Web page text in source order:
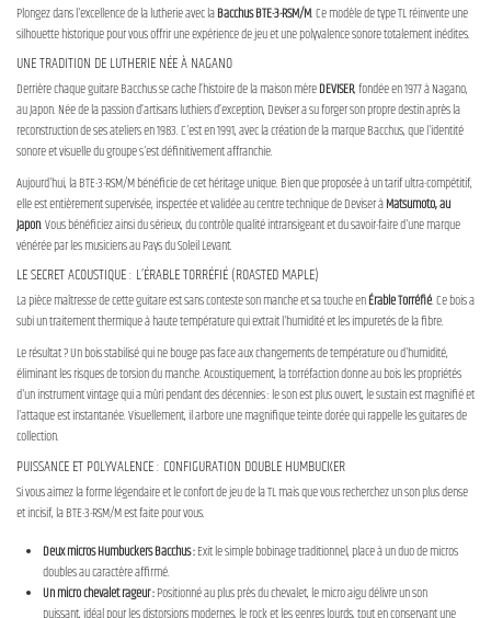
Plongez dans l'excellence de la lutherie avec laBacchus BTE-3-RSM/M. Ce modèle de type TL réinvente une
silhouette historique pour vous offrir une expérience de jeu et une polyvalence sonore totalement inédites.
UNE TRADITION DE LUTHERIE NÉE À NAGANO
Derrière chaque guitare Bacchus se cache l’histoire de la maison mèreDEVISER, fondée en 1977 à Nagano,
au Japon. Née de la passion d’artisans luthiers d’exception, Deviser a su forger son propre destin après la
reconstruction de ses ateliers en 1983. C'est en 1991, avec la création de la marque Bacchus, que l'identité
sonore et visuelle du groupe s'est définitivement affranchie.
Aujourd'hui, la BTE-3-RSM/M bénéficie de cet héritage unique. Bien que proposée à un tarif ultra-compétitif,
elle est entièrement supervisée, inspectée et validée au centre technique de Deviser àMatsumoto, au
Japon. Vous bénéficiez ainsi du sérieux, du contrôle qualité intransigeant et du savoir-faire d'une marque
vénérée par les musiciens au Pays du Soleil Levant.
LE SECRET ACOUSTIQUE : L’ÉRABLE TORRÉFIÉ (ROASTED MAPLE)
La pièce maîtresse de cette guitare est sans conteste son manche et sa touche enÉrable Torréfié. Ce bois a
subi un traitement thermique à haute température qui extrait l'humidité et les impuretés de la fibre.
Le résultat ? Un bois stabilisé qui ne bouge pas face aux changements de température ou d'humidité,
éliminant les risques de torsion du manche. Acoustiquement, la torréfaction donne au bois les propriétés
d'un instrument vintage qui a mûri pendant des décennies : le son est plus ouvert, le sustain est magnifié et
l'attaque est instantanée. Visuellement, il arbore une magnifique teinte dorée qui rappelle les guitares de
collection.
PUISSANCE ET POLYVALENCE : CONFIGURATION DOUBLE HUMBUCKER
Si vous aimez la forme légendaire et le confort de jeu de la TL mais que vous recherchez un son plus dense
et incisif, la BTE-3-RSM/M est faite pour vous.
Deux micros Humbuckers Bacchus :Exit le simple bobinage traditionnel, place à un duo de micros
doubles au caractère affirmé.
Un micro chevalet rageur :Positionné au plus près du chevalet, le micro aigu délivre un son